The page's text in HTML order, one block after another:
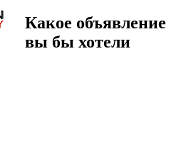
Какое объявление
вы бы хотели